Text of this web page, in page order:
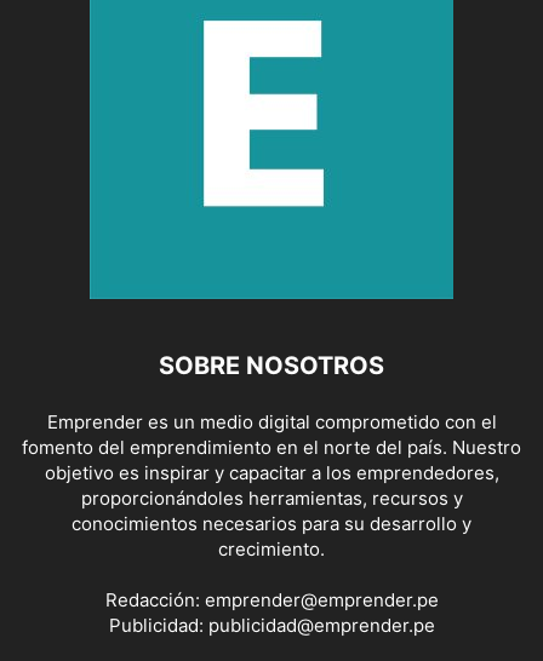
SOBRE NOSOTROS
Emprender es un medio digital comprometido con el
fomento del emprendimiento en el norte del país. Nuestro
objetivo es inspirar y capacitar a los emprendedores,
proporcionándoles herramientas, recursos y
conocimientos necesarios para su desarrollo y
crecimiento.
Redacción: emprender@emprender.pe
Publicidad: publicidad@emprender.pe